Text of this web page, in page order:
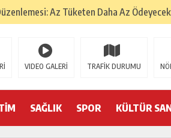
Az Tüketen Daha Az Ödeyecek
Tepreş Coşkusu
VIDEO GALERİ TRAFİK DURUMU
SAĞLIK SPOR KÜLTÜR